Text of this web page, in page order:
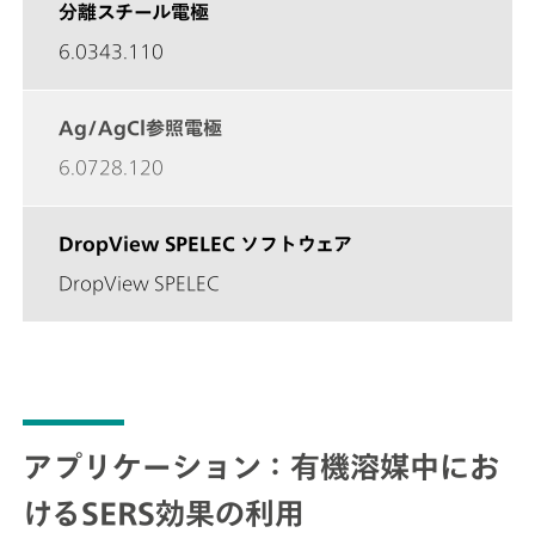
分離スチール電極
6.0343.110
Ag/AgCl参照電極
6.0728.120
DropView SPELEC ソフトウェア
DropView SPELEC
アプリケーション：有機溶媒中にお
けるSERS効果の利用